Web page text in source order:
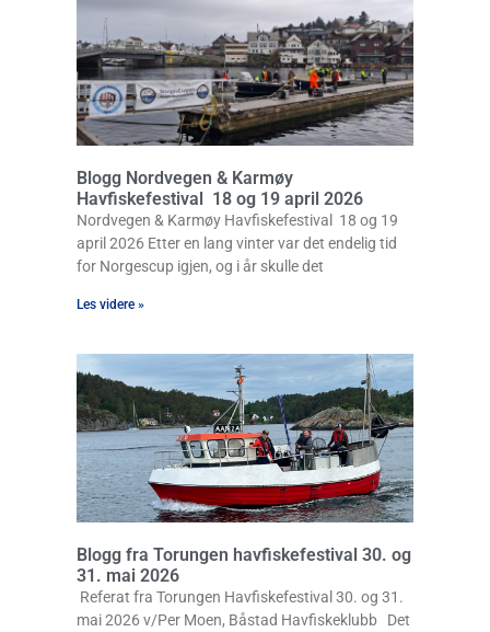
Blogg Nordvegen & Karmøy
Havfiskefestival 18 og 19 april 2026
Nordvegen & Karmøy Havfiskefestival 18 og 19
april 2026 Etter en lang vinter var det endelig tid
for Norgescup igjen, og i år skulle det
Les videre »
Blogg fra Torungen havfiskefestival 30. og
31. mai 2026
Referat fra Torungen Havfiskefestival 30. og 31.
mai 2026 v/Per Moen, Båstad Havfiskeklubb Det